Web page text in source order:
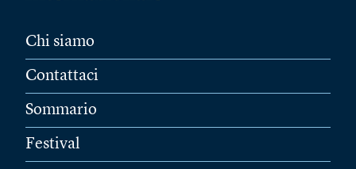
Chi siamo
Contattaci
Sommario
Festival